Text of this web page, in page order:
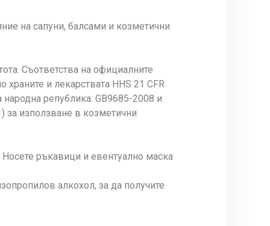
на сапуни, балсами и козметични
Съответства на официалните
и лекарствата HHS 21 CFR
република: GB9685-2008 и
за използване в козметични
ръкавици и евентуално маска
алкохол, за да получите